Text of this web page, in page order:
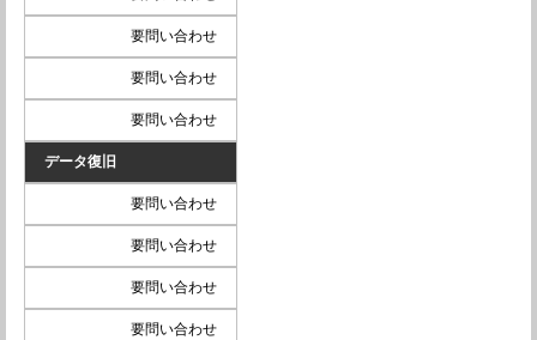
要問い合わせ
要問い合わせ
要問い合わせ
データ復旧
要問い合わせ
要問い合わせ
要問い合わせ
要問い合わせ